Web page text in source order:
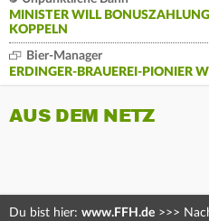
MINISTER WILL
KOPPELN
Bier-Manager
ERDINGER-BRAUEREI-PIONIER
AUS DEM NETZ
Du bist hier: www.FFH.de >>>